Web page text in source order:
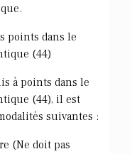
points dans le
(44)
à points dans le
(44), il est
suivantes :
(Ne doit pas